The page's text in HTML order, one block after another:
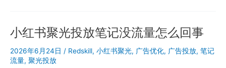
测
据
怎
么
投
广
小红书聚光投放笔记没流量怎么回事
2026年6月24日 / Redskill, 小红书聚光, 广告优化, 广告投放, 笔记
流量, 聚光投放